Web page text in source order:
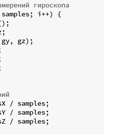
гироскопа
i++) {
gz);
/ samples;
/ samples;
/ samples;